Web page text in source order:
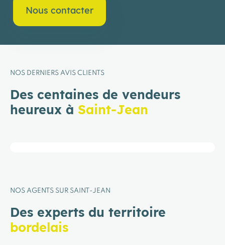
Nous contacter
NOS DERNIERS AVIS CLIENTS
Des centaines de vendeurs
heureux à Saint-Jean
NOS AGENTS SUR SAINT-JEAN
Des experts du territoire
bordelais